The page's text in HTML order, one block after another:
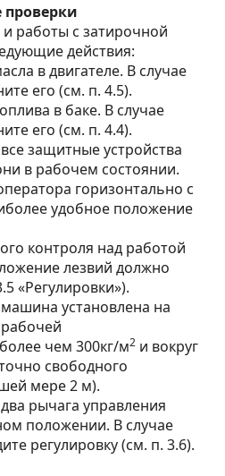
работы с затирочной
действия:
в двигателе. В случае
его (см. п. 4.5).
в баке. В случае
его (см. п. 4.4).
защитные устройства
в рабочем состоянии.
горизонтально с
удобное положение
контроля над работой
лезвий должно
«Регулировки»).
установлена на
чем 300кг/м2 и вокруг
свободного
мере 2 м).
рычага управления
положении. В случае
регулировку (см. п. 3.6).